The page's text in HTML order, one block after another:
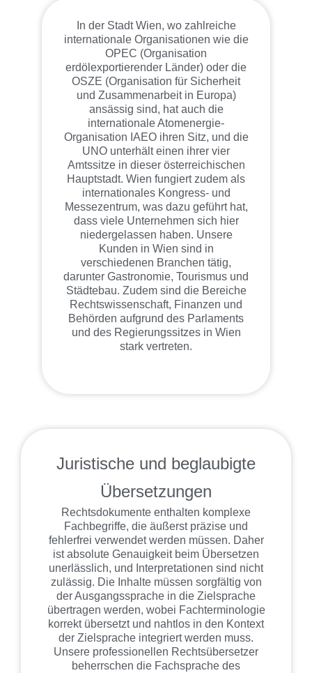
In der Stadt Wien, wo zahlreiche
internationale Organisationen wie die
OPEC (Organisation
erdölexportierender Länder) oder die
OSZE (Organisation für Sicherheit
und Zusammenarbeit in Europa)
ansässig sind, hat auch die
internationale Atomenergie-
Organisation IAEO ihren Sitz, und die
UNO unterhält einen ihrer vier
Amtssitze in dieser österreichischen
Hauptstadt. Wien fungiert zudem als
internationales Kongress- und
Messezentrum, was dazu geführt hat,
dass viele Unternehmen sich hier
niedergelassen haben. Unsere
Kunden in Wien sind in
verschiedenen Branchen tätig,
darunter Gastronomie, Tourismus und
Städtebau. Zudem sind die Bereiche
Rechtswissenschaft, Finanzen und
Behörden aufgrund des Parlaments
und des Regierungssitzes in Wien
stark vertreten.
Juristische und beglaubigte
Übersetzungen
Rechtsdokumente enthalten komplexe
Fachbegriffe, die äußerst präzise und
fehlerfrei verwendet werden müssen. Daher
ist absolute Genauigkeit beim Übersetzen
unerlässlich, und Interpretationen sind nicht
zulässig. Die Inhalte müssen sorgfältig von
der Ausgangssprache in die Zielsprache
übertragen werden, wobei Fachterminologie
korrekt übersetzt und nahtlos in den Kontext
der Zielsprache integriert werden muss.
Unsere professionellen Rechtsübersetzer
beherrschen die Fachsprache des